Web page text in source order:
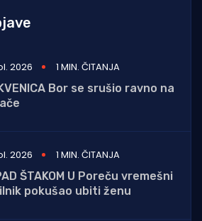
2026
1 MIN. ČITANJA
Bor se srušio ravno na
2026
1 MIN. ČITANJA
ŠTAKOM U Poreču vremešni
pokušao ubiti ženu